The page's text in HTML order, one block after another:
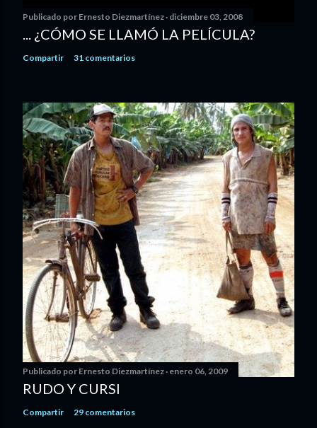
Publicado por Ernesto Diezmartínez diciembre 03, 2008
... ¿CÓMO SE LLAMÓ LA PELÍCULA?
Compartir 31 comentarios
Publicado por Ernesto Diezmartínez enero 06, 2009
RUDO Y CURSI
Compartir 29 comentarios